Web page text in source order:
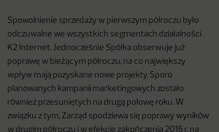
Spowolnienie sprzedaży w pierwszym półroczu było
odczuwalne we wszystkich segmentach działalności
K2 Internet. Jednocześnie Spółka obserwuje już
poprawę w bieżącym półroczu, na co największy
wpływ mają pozyskane nowe projekty. Sporo
planowanych kampanii marketingowych zostało
również przesuniętych na drugą połowę roku. W
związku z tym, Zarząd spodziewa się poprawy wyników
w drugim półroczu i w efekcie zakończenia 2016 r. na